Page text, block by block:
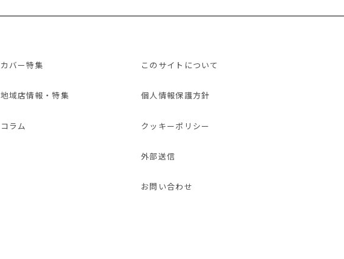
カバー特集
地域店情報・特集
コラム
このサイトについて
個人情報保護方針
クッキーポリシー
外部送信
お問い合わせ